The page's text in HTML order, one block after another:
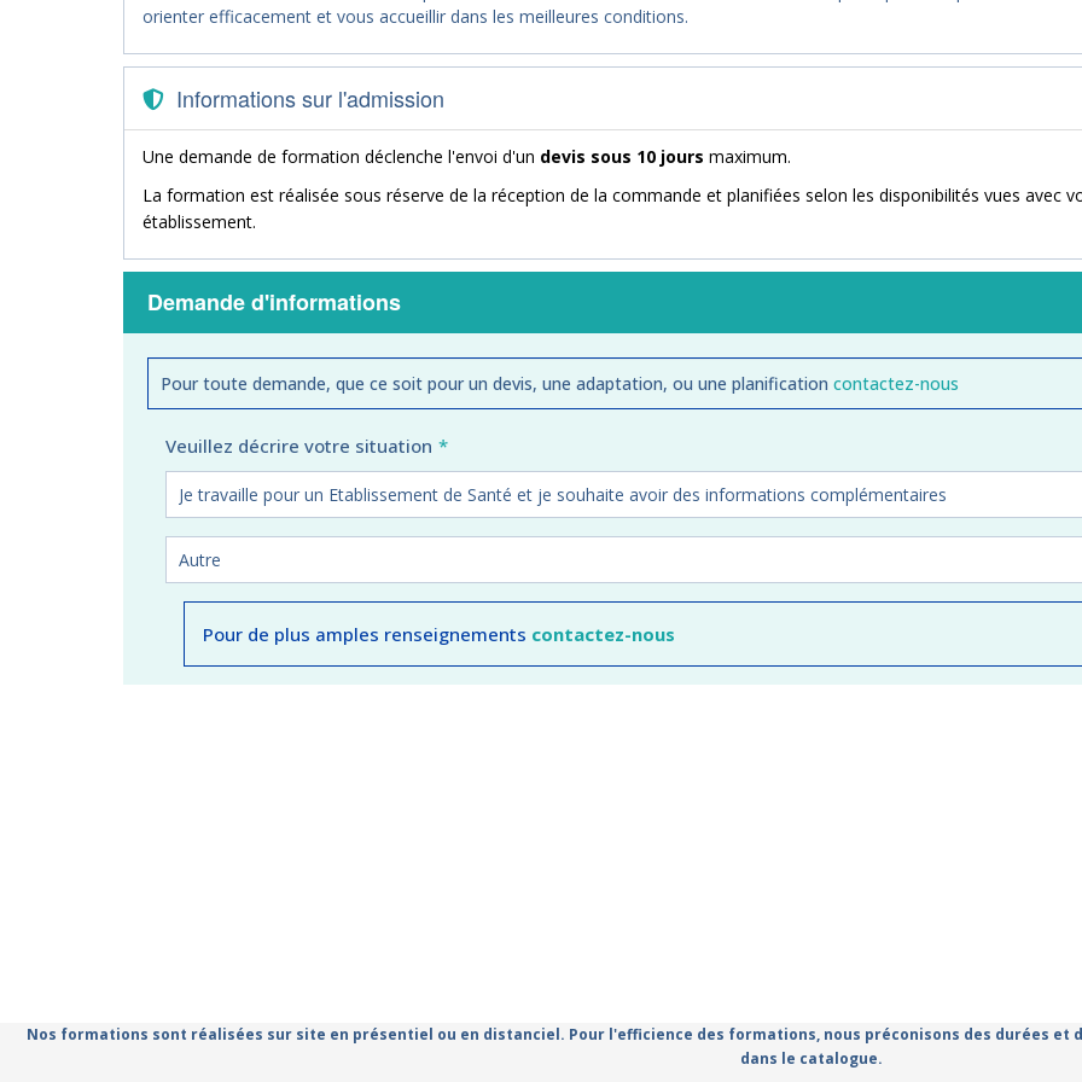
orienter efficacement et vous accueillir dans les meilleures conditions.
Informations sur l'admission
Une demande de formation déclenche l'envoi d'un devis sous 10 jours maximum.
La formation est réalisée sous réserve de la réception de la commande et planifiées selon les disponibilités vues avec
établissement.
Demande d'informations
Pour toute demande, que ce soit pour un devis, une adaptation, ou une planification contactez-nous
Veuillez décrire votre situation
Pour de plus amples renseignements contactez-nous
Nos formations sont réalisées sur site en présentiel ou en distanciel. Pour l'efficience des formations, nous préconisons des durées
dans le catalogue.